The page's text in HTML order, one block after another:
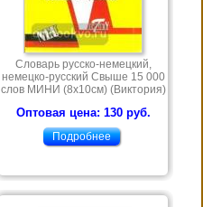
Словарь русско-немецкий,
немецко-русский Свыше 15 000
слов МИНИ (8х10см) (Виктория)
Оптовая цена: 130 руб.
Подробнее